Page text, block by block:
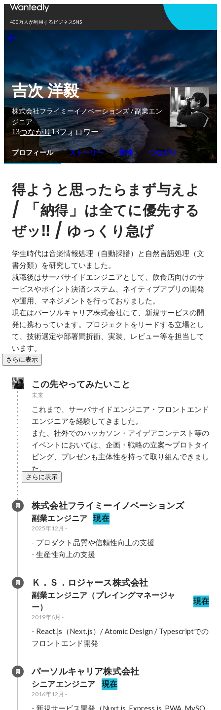
400万人が利用するビジネスSNS
アプリを使う
吉次 洋毅
株式会社フライミーイノベーションズ / 副業エン
ジニア
13つながり13フォロワー
プロフィール ストーリー 性格 つながり
得ようと思ったらまず与えよ
/ 「納得」 は全てに優先する
ぜッ‼ / ゆっくり急げ
学生時代は音楽情報処理（自動採譜）と自然言語処理（文
書分類）を研究していました。
就職後はサーバサイドエンジニアとして、飲食店向けのサ
ービスやポイント決済システム、ネイティブアプリの開発
や運用、マネジメントを行っておりました。
現在はパーソルキャリア株式会社にて、新規サービスの開
発に携わっています。プロジェクトをリードする立場とし
て、技術選定や部署間折衝、実装、レビュー等を担当して
います。
さらに表示
この先やってみたいこと
未来
これまで、サーバサイドエンジニア・フロントエンド
エンジニアを経験してきました。
また、社外でのハッカソン・アイデアコンテスト等の
イベントにおいては、企画・戦略の立案〜プロトタイ
ピング、プレゼンも主体性を持って取り組んできまし
た。
さらに表示
株式会社フライミーイノベーションズ
副業エンジニア 現在
2025年12月 -
- プロダクト品質や信頼性向上の支援
- 生産性向上の支援
Ｋ．Ｓ．ロジャース株式会社
副業エンジニア（プレイングマネージャ
ー）
現在
2019年6月 -
- React.js（Next.js）/ Atomic Design / Typescriptでの
フロントエンド開発
パーソルキャリア株式会社
シニアエンジニア 現在
2016年12月 -
- 新規サービス開発（Nuxt.js, Express.js, PWA, MySQ